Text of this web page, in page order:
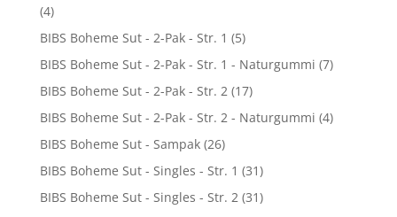
(4)
BIBS Boheme Sut - 2-Pak - Str. 1 (5)
BIBS Boheme Sut - 2-Pak - Str. 1 - Naturgummi (7)
BIBS Boheme Sut - 2-Pak - Str. 2 (17)
BIBS Boheme Sut - 2-Pak - Str. 2 - Naturgummi (4)
BIBS Boheme Sut - Sampak (26)
BIBS Boheme Sut - Singles - Str. 1 (31)
BIBS Boheme Sut - Singles - Str. 2 (31)